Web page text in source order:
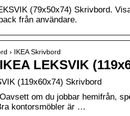
(79x50x74) Skrivbord.
från användare.
› IKEA Skrivbord
LEKSVIK
(119x60x74) Skrivbord
om du jobbar hemifrån,
kontorsmöbler är …